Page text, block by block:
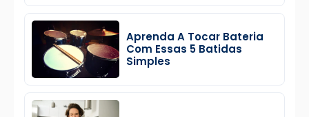
Aprenda A Tocar Bateria
Com Essas 5 Batidas
Simples